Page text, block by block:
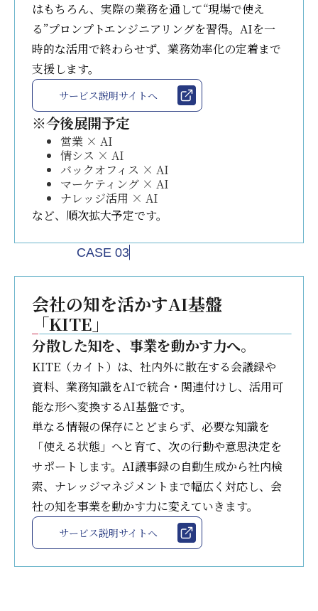
はもちろん、実際の業務を通して“現場で使え
る”プロンプトエンジニアリングを習得。AIを一
時的な活用で終わらせず、業務効率化の定着まで
支援します。
サービス説明サイトへ
※今後展開予定
営業 × AI
情シス × AI
バックオフィス × AI
マーケティング × AI
ナレッジ活用 × AI
など、順次拡大予定です。
CASE 03
会社の知を活かすAI基盤
「KITE」
分散した知を、事業を動かす力へ。
KITE（カイト）は、社内外に散在する会議録や
資料、業務知識をAIで統合・関連付けし、活用可
能な形へ変換するAI基盤です。
単なる情報の保存にとどまらず、必要な知識を
「使える状態」へと育て、次の行動や意思決定を
サポートします。AI議事録の自動生成から社内検
索、ナレッジマネジメントまで幅広く対応し、会
社の知を事業を動かす力に変えていきます。
サービス説明サイトへ